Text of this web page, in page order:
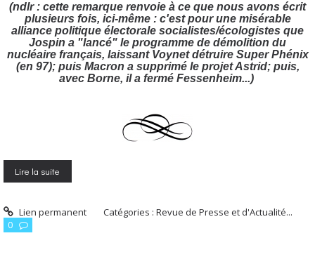
(ndlr : cette remarque renvoie à ce que nous avons écrit
plusieurs fois, ici-même : c'est pour une misérable
alliance politique électorale socialistes/écologistes que
Jospin a "lancé" le programme de démolition du
nucléaire français, laissant Voynet détruire Super Phénix
(en 97); puis Macron a supprimé le projet Astrid; puis,
avec Borne, il a fermé Fessenheim...)
Lire la suite
Lien permanent Catégories :Revue de Presse et d'Actualité...
0